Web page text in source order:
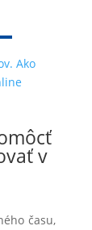
v
času,